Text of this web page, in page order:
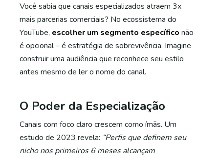
Você sabia que canais especializados atraem 3x
mais parcerias comerciais? No ecossistema do
YouTube, escolher um segmento específico não
é opcional – é estratégia de sobrevivência. Imagine
construir uma audiência que reconhece seu estilo
antes mesmo de ler o nome do canal.
O Poder da Especialização
Canais com foco claro crescem como ímãs. Um
estudo de 2023 revela: “Perfis que definem seu
nicho nos primeiros 6 meses alcançam